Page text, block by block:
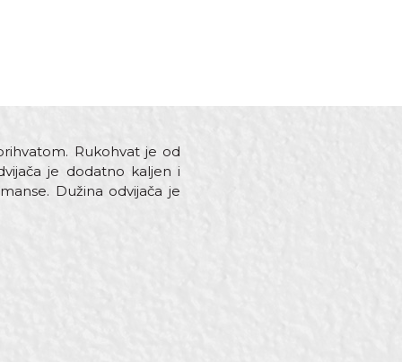
Rukohvat je od
je dodatno kaljen i
Dužina odvijača je